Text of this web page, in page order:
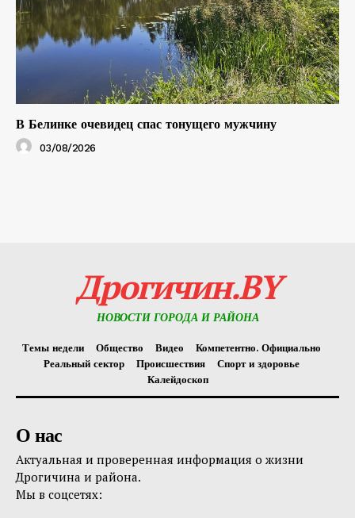
В Белинке очевидец спас тонущего мужчину
03/08/2026
Дрогичин.BY
НОВОСТИ ГОРОДА И РАЙОНА
Темы недели Общество Видео
Компетентно. Официально
Реальный сектор
Происшествия
Спорт и здоровье
Калейдоскоп
О нас
Актуальная и проверенная информация о жизни
Дрогичина и района.
Мы в соцсетях: